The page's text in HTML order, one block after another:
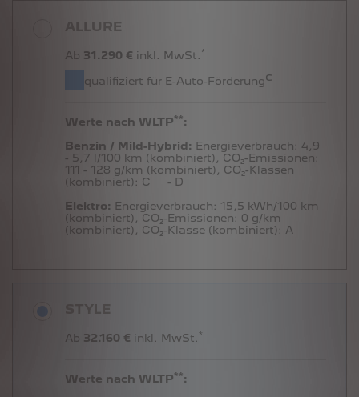
ALLURE
Ab 31.290 € inkl. MwSt.*
qualifiziert für E-Auto-Förderungc
Werte nach WLTP**:
Benzin / Mild-Hybrid: Energieverbrauch: 4,9
- 5,7 l/100 km (kombiniert), CO₂-Emissionen:
111 - 128 g/km (kombiniert), CO₂-Klassen
(kombiniert): C
- D
Elektro: Energieverbrauch: 15,5 kWh/100 km
(kombiniert), CO₂-Emissionen: 0 g/km
(kombiniert), CO₂-Klasse (kombiniert): A
STYLE
Ab 32.160 € inkl. MwSt.*
Werte nach WLTP**: